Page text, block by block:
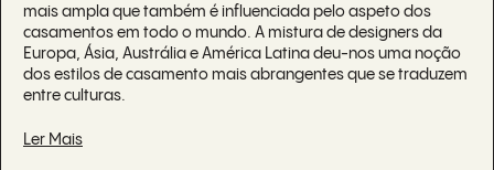
mais ampla que também é influenciada pelo aspeto dos
casamentos em todo o mundo. A mistura de designers da
Europa, Ásia, Austrália e América Latina deu-nos uma noção
dos estilos de casamento mais abrangentes que se traduzem
entre culturas.
Ler Mais